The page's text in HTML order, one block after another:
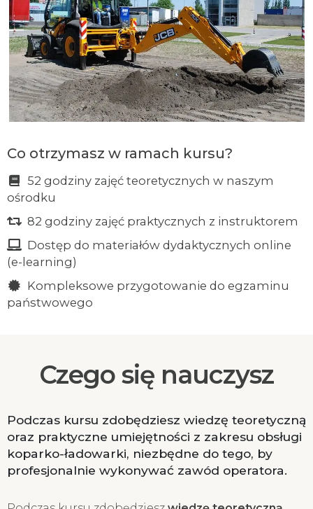
Co otrzymasz w ramach kursu?
52 godziny zajęć teoretycznych w naszym
ośrodku
82 godziny zajęć praktycznych z instruktorem
Dostęp do materiałów dydaktycznych online
(e-learning)
Kompleksowe przygotowanie do egzaminu
państwowego
Czego się nauczysz
Podczas kursu zdobędziesz wiedzę teoretyczną
oraz praktyczne umiejętności z zakresu obsługi
koparko-ładowarki, niezbędne do tego, by
profesjonalnie wykonywać zawód operatora.